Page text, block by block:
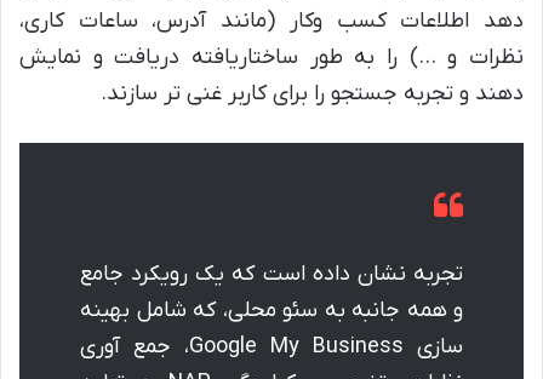
دهد اطلاعات کسب وکار (مانند آدرس، ساعات کاری،
نظرات و …) را به طور ساختاریافته دریافت و نمایش
دهند و تجربه جستجو را برای کاربر غنی تر سازند.
تجربه نشان داده است که یک رویکرد جامع
و همه جانبه به سئو محلی، که شامل بهینه
سازی Google My Business، جمع آوری